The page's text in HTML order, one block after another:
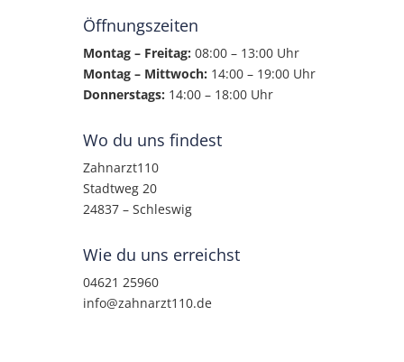
Öffnungszeiten
Montag – Freitag: 08:00 – 13:00 Uhr
Montag – Mittwoch: 14:00 – 19:00 Uhr
Donnerstags: 14:00 – 18:00 Uhr
Wo du uns findest
Zahnarzt110
Stadtweg 20
24837 – Schleswig
Wie du uns erreichst
04621 25960
info@zahnarzt110.de